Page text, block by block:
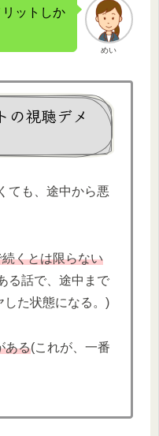
めい
ットしか
の視聴デメ
ても、途中から悪
くとは限らない
る話で、途中まで
した状態になる。)
ある(これが、一番